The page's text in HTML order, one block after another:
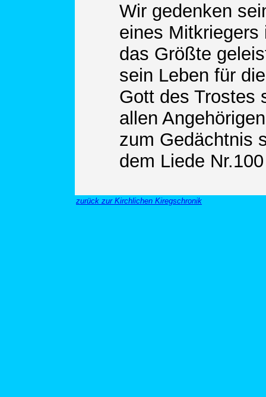
Wir gedenken
eines
das Größte
sein Leben für
Gott des Trostes
allen
zum Gedächtnis
dem Liede
zurück zur Kirchlichen Kiregschronik